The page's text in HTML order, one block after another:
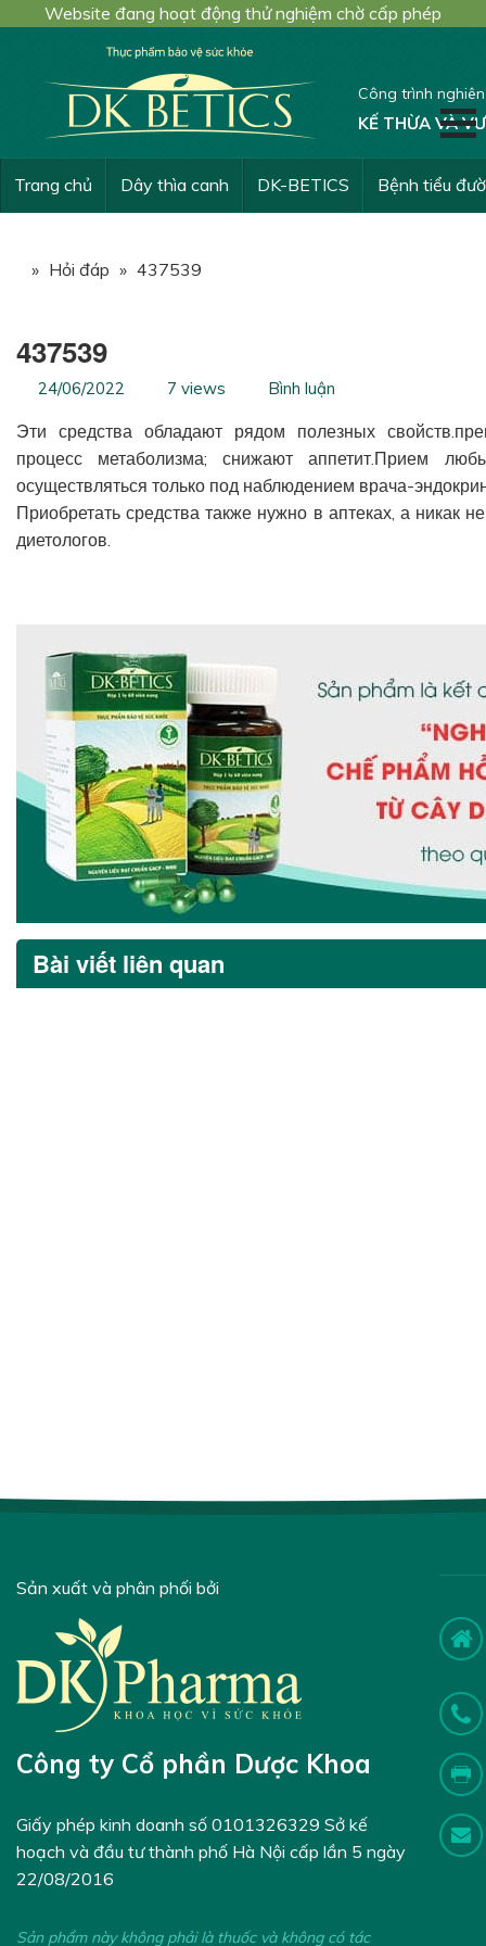
Website đang hoạt động thử nghiệm chờ cấp phép
Công trình
KẾ THỪA VÀ
Trang chủ Dây thìa canh DK-BETICS Bệnh tiểu
» Hỏi đáp » 437539
437539
24/06/2022 7 views Bình luận
Эти средства обладают рядом полезных
процесс метаболизма; снижают аппетит.Прием
осуществляться только под наблюдением врача-
Приобретать средства также нужно в аптеках, а никак
диетологов.
Bài viết liên quan
Sản xuất và phân phối bởi
Công ty Cổ phần Dược Khoa
Giấy phép kinh doanh số 0101326329 Sở kế
hoạch và đầu tư thành phố Hà Nội cấp lần 5 ngày
22/08/2016
Sản phẩm này không phải là thuốc và không có tác